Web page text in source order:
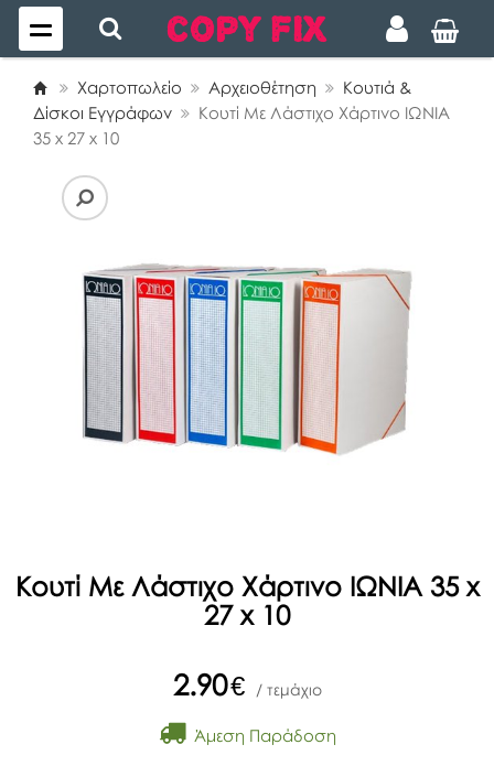
Χαρτοπωλείο Αρχειοθέτηση
Κουτιά &
Δίσκοι Εγγράφων
Κουτί Με Λάστιχο Χάρτινο ΙΩΝΙΑ
35 x 27 x 10
Κουτί Με Λάστιχο Χάρτινο ΙΩΝΙΑ 35 x
27 x 10
2.90€ / τεμάχιο
Άμεση Παράδοση